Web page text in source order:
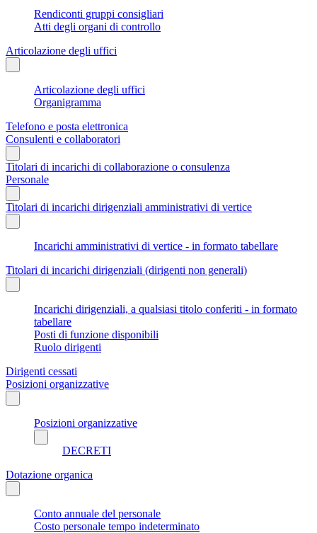
Rendiconti gruppi consigliari
Atti degli organi di controllo
Articolazione degli uffici
Articolazione degli uffici
Organigramma
Telefono e posta elettronica
Consulenti e collaboratori
Titolari di incarichi di collaborazione o consulenza
Personale
Titolari di incarichi dirigenziali amministrativi di vertice
Incarichi amministrativi di vertice - in formato tabellare
Titolari di incarichi dirigenziali (dirigenti non generali)
Incarichi dirigenziali, a qualsiasi titolo conferiti - in formato
tabellare
Posti di funzione disponibili
Ruolo dirigenti
Dirigenti cessati
Posizioni organizzative
Posizioni organizzative
DECRETI
Dotazione organica
Conto annuale del personale
Costo personale tempo indeterminato